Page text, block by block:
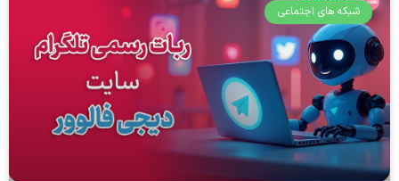
شبکه های اجتماعی